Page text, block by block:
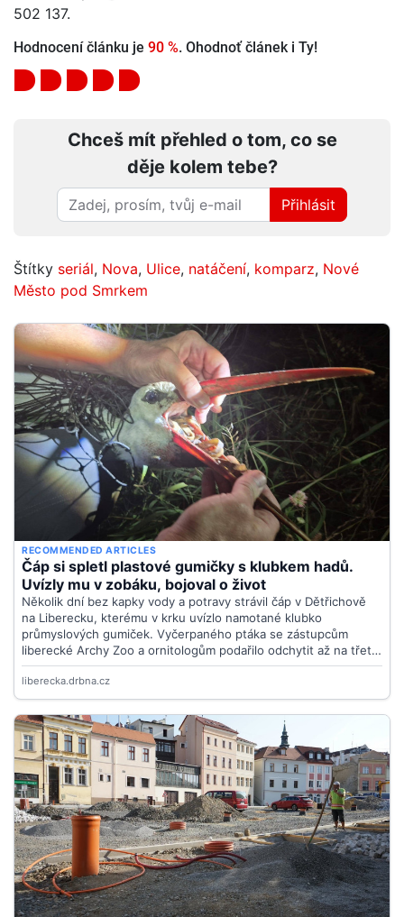
502 137.
Hodnocení článku je 90 %. Ohodnoť článek i Ty!
Chceš mít přehled o tom, co se
děje kolem tebe?
Přihlásit
Štítky seriál, Nova, Ulice, natáčení, komparz, Nové
Město pod Smrkem